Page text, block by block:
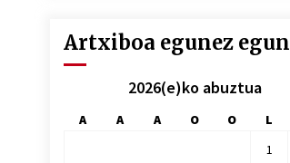
Artxiboa egunez egun
2026(e)ko abuztua
A A A O O L
1